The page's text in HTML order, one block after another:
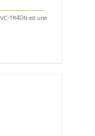
TR40N est une